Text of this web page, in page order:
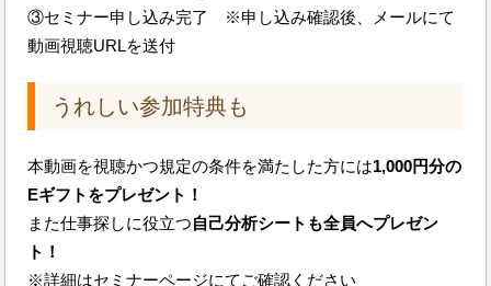
③セミナー申し込み完了 ※申し込み確認後、メールにて
動画視聴URLを送付
うれしい参加特典も
本動画を視聴かつ規定の条件を満たした方には1,000円分の
Eギフトをプレゼント！
また仕事探しに役立つ自己分析シートも全員へプレゼン
ト！
※詳細はセミナーページにてご確認ください